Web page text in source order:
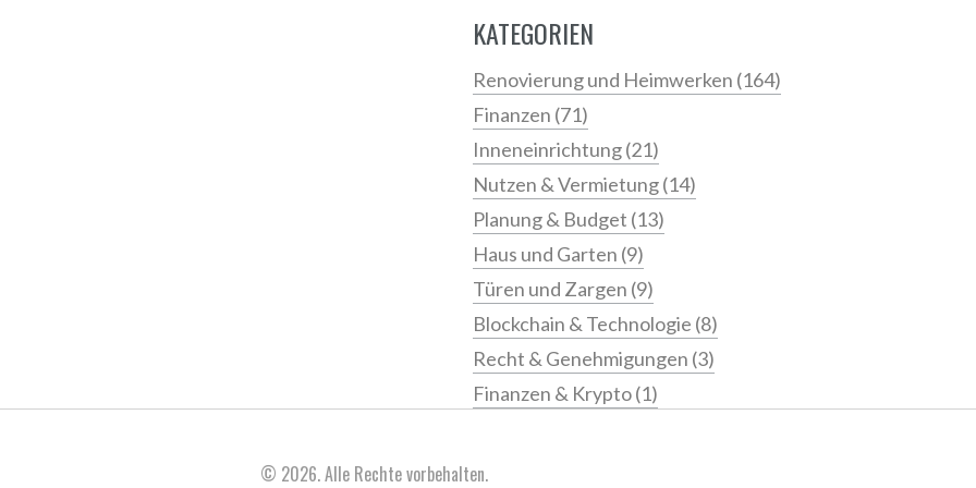
KATEGORIEN
Renovierung und Heimwerken (164)
Finanzen (71)
Inneneinrichtung(21)
Nutzen & Vermietung(14)
Planung & Budget (13)
Haus und Garten (9)
Türen und Zargen (9)
Blockchain & Technologie (8)
Recht & Genehmigungen (3)
Finanzen & Krypto(1)
© 2026. Alle Rechte vorbehalten.